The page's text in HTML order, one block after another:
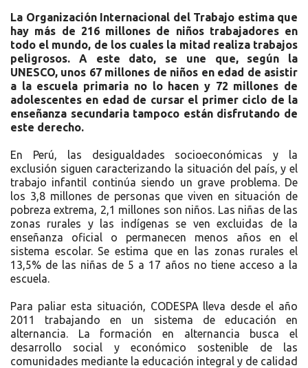
La Organización Internacional del Trabajo estima que
hay más de 216 millones de niños trabajadores en
todo el mundo, de los cuales la mitad realiza trabajos
peligrosos. A este dato, se une que, según la
UNESCO, unos 67 millones de niños en edad de asistir
a la escuela primaria no lo hacen y 72 millones de
adolescentes en edad de cursar el primer ciclo de la
enseñanza secundaria tampoco están disfrutando de
este derecho.
En Perú, las desigualdades socioeconómicas y la
exclusión siguen caracterizando la situación del país, y el
trabajo infantil continúa siendo un grave problema. De
los 3,8 millones de personas que viven en situación de
pobreza extrema, 2,1 millones son niños. Las niñas de las
zonas rurales y las indígenas se ven excluidas de la
enseñanza oficial o permanecen menos años en el
sistema escolar. Se estima que en las zonas rurales el
13,5% de las niñas de 5 a 17 años no tiene acceso a la
escuela.
Para paliar esta situación, CODESPA lleva desde el año
2011 trabajando en un sistema de educación en
alternancia. La formación en alternancia busca el
desarrollo social y económico sostenible de las
comunidades mediante la educación integral y de calidad